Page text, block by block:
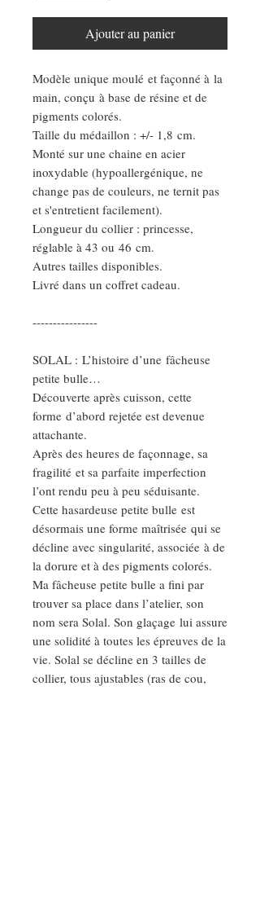
Ajouter au panier
Modèle unique moulé et façonné à la
main, conçu à base de résine et de
pigments colorés.
Taille du médaillon : +/- 1,8 cm.
Monté sur une chaine en acier
inoxydable (hypoallergénique, ne
change pas de couleurs, ne ternit pas
et s'entretient facilement).
Longueur du collier : princesse,
réglable à 43 ou 46 cm.
Autres tailles disponibles.
Livré dans un coffret cadeau.
----------------
SOLAL : L’histoire d’une fâcheuse
petite bulle…
Découverte après cuisson, cette
forme d’abord rejetée est devenue
attachante.
Après des heures de façonnage, sa
fragilité et sa parfaite imperfection
l’ont rendu peu à peu séduisante.
Cette hasardeuse petite bulle est
désormais une forme maîtrisée qui se
décline avec singularité, associée à de
la dorure et à des pigments colorés.
Ma fâcheuse petite bulle a fini par
trouver sa place dans l’atelier, son
nom sera Solal. Son glaçage lui assure
une solidité à toutes les épreuves de la
vie. Solal se décline en 3 tailles de
collier, tous ajustables (ras de cou,